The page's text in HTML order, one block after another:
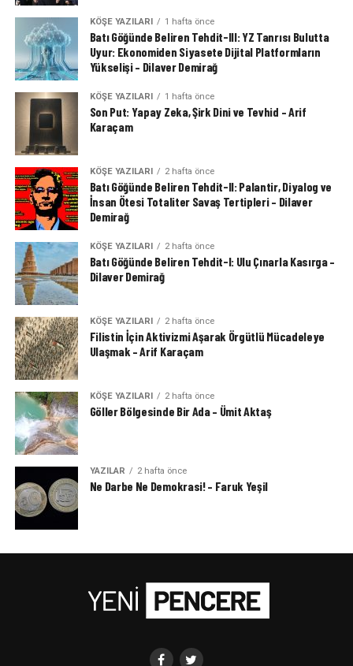
KÖŞE YAZILARI 1 hafta önce
Batı Göğünde Beliren Tehdit-III: YZ Tanrısı Bulutta
Uyur: Ekonomiden Siyasete Dijital Platformların
Yükselişi – Dilaver Demirağ
KÖŞE YAZILARI 1 hafta önce
Son Put: Yapay Zeka, Şirk Dini ve Tevhid – Arif
Karaçam
KÖŞE YAZILARI 2 hafta önce
Batı Göğünde Beliren Tehdit-II: Palantir, Diyalog ve
İnsan Ötesi Totaliter Savaş Tertipleri – Dilaver
Demirağ
KÖŞE YAZILARI 2 hafta önce
Batı Göğünde Beliren Tehdit-I: Ulu Çınarla Kasırga –
Dilaver Demirağ
KÖŞE YAZILARI 2 hafta önce
Filistin İçin Aktivizmi Aşarak Örgütlü Mücadeleye
Ulaşmak – Arif Karaçam
KÖŞE YAZILARI 2 hafta önce
Göller Bölgesinde Bir Ada – Ümit Aktaş
YAZILAR 2 hafta önce
Ne Darbe Ne Demokrasi! – Faruk Yeşil